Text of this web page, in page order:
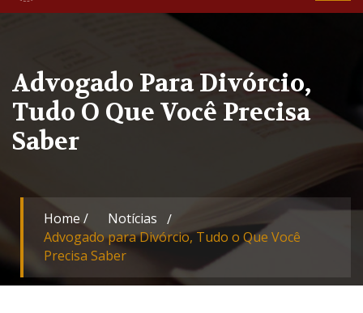
Advogado Para Divórcio,
Tudo O Que Você Precisa
Saber
Home/
Notícias
Advogado para Divórcio, Tudo o Que Você
Precisa Saber